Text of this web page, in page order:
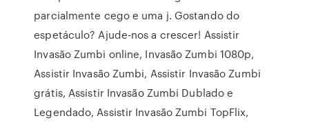
parcialmente cego e uma j. Gostando do
espetáculo? Ajude-nos a crescer! Assistir
Invasão Zumbi online, Invasão Zumbi 1080p,
Assistir Invasão Zumbi, Assistir Invasão Zumbi
grátis, Assistir Invasão Zumbi Dublado e
Legendado, Assistir Invasão Zumbi TopFlix,